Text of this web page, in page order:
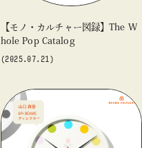
【モノ・カルチャー図録】The W
hole Pop Catalog
(2025.07.21)